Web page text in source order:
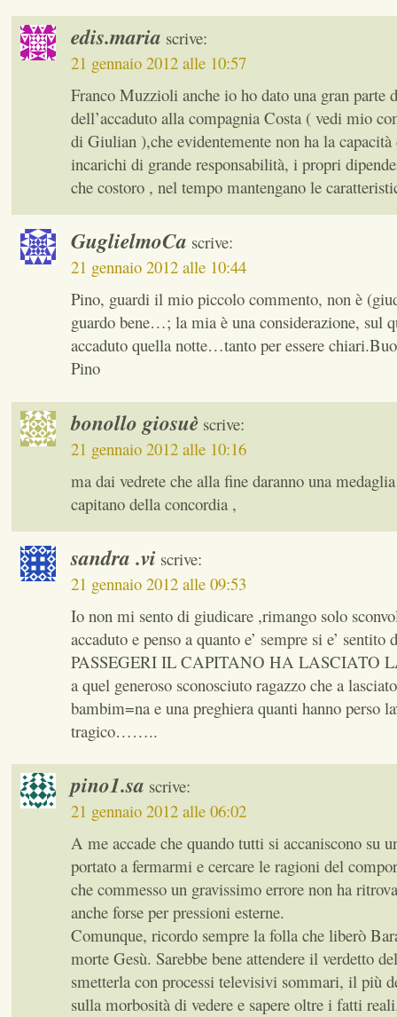
edis.maria scrive:
21 gennaio 2012 alle 10:57
Franco Muzzioli anche io ho dato una gran parte
dell’accaduto alla compagnia Costa ( vedi mio
di Giulian ),che evidentemente non ha la
incarichi di grande responsabilità, i propri
che costoro , nel tempo mantengano le
GuglielmoCa scrive:
21 gennaio 2012 alle 10:44
Pino, guardi il mio piccolo commento, non è
guardo bene…; la mia è una considerazione, sul
accaduto quella notte…tanto per essere
Pino
bonollo giosuè scrive:
21 gennaio 2012 alle 10:16
ma dai vedrete che alla fine daranno una
capitano della concordia ,
sandra .vi scrive:
21 gennaio 2012 alle 09:53
Io non mi sento di giudicare ,rimango solo
accaduto e penso a quanto e’ sempre si e’
PASSEGERI IL CAPITANO HA LASCIATO
a quel generoso sconosciuto ragazzo che a
bambim=na e una preghiera quanti hanno perso
tragico……..
pino1.sa scrive:
21 gennaio 2012 alle 06:02
A me accade che quando tutti si accaniscono su
portato a fermarmi e cercare le ragioni del
che commesso un gravissimo errore non ha
anche forse per pressioni esterne.
Comunque, ricordo sempre la folla che liberò
morte Gesù. Sarebbe bene attendere il verdetto
smetterla con processi televisivi sommari, il più
sulla morbosità di vedere e sapere oltre i fatti